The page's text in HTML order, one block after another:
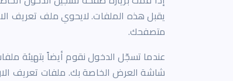
يقبل هذه الملفات. لايحوي ملف تعريف
متصفحك.
عندما تسجّل الدخول نقوم أيضاً بتهيئة
شاشة العرض الخاصة بك. ملفات تعريف